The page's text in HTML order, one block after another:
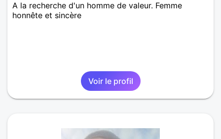
A la recherche d'un homme de valeur. Femme
honnête et sincère
Voir le profil